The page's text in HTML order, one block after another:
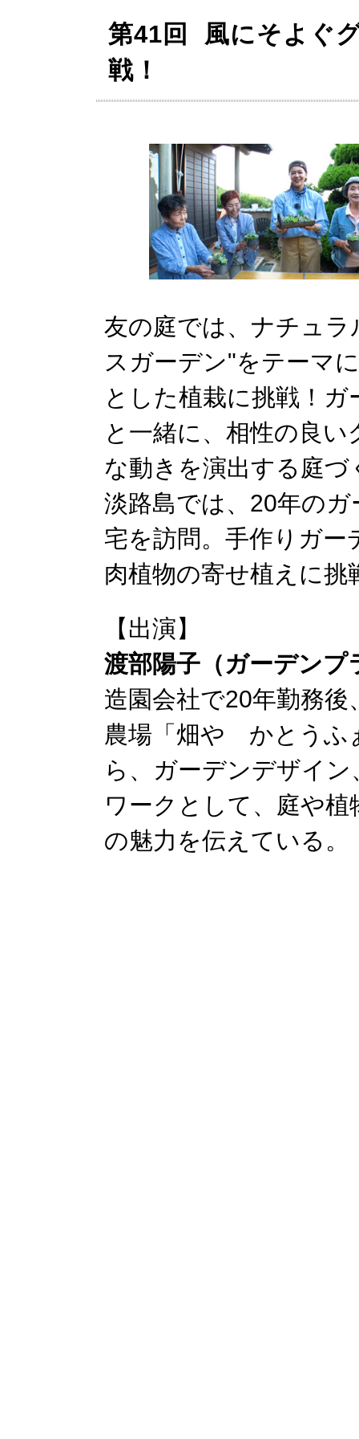
第41回 風にそよぐ
戦！
友の庭では、ナチュ
スガーデン"をテーマ
とした植栽に挑戦！
と一緒に、相性の良
な動きを演出する庭づ
淡路島では、20年の
宅を訪問。手作りガー
肉植物の寄せ植えに挑
【出演】
渡部陽⼦（ガーデンプ
造園会社で20年勤務
農場「畑や かとうふ
ら、ガーデンデザイ
ワークとして、庭や
の魅⼒を伝えている。